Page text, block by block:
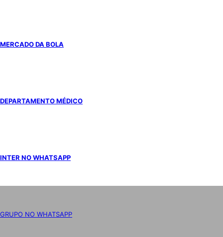
MERCADO DA BOLA
DEPARTAMENTO MÉDICO
INTER NO WHATSAPP
GRUPO NO WHATSAPP